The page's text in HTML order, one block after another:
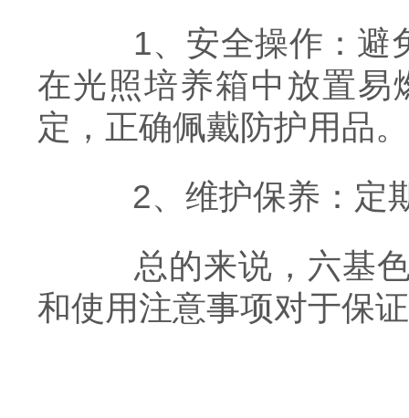
1、安全操作：避免
在光照培养箱中放置易
定，正确佩戴防护用品。
2、维护保养：定期
总的来说，六基色
和使用注意事项对于保